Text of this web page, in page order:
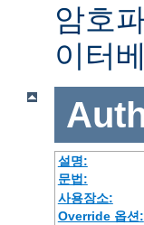
암호
이터
설명:
문법:
사용장소:
Override 옵션: